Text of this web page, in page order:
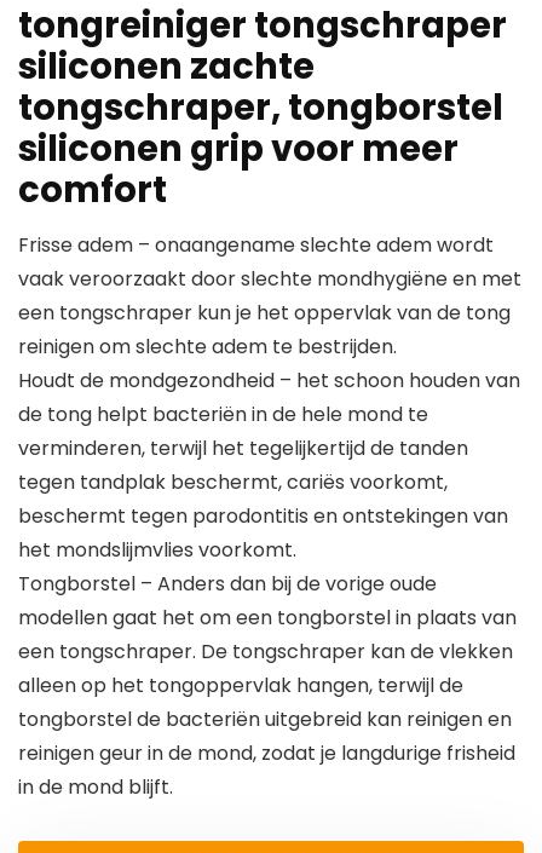
tongreiniger tongschraper
siliconen zachte
tongschraper, tongborstel
siliconen grip voor meer
comfort
Frisse adem – onaangename slechte adem wordt
vaak veroorzaakt door slechte mondhygiëne en met
een tongschraper kun je het oppervlak van de tong
reinigen om slechte adem te bestrijden.
Houdt de mondgezondheid – het schoon houden van
de tong helpt bacteriën in de hele mond te
verminderen, terwijl het tegelijkertijd de tanden
tegen tandplak beschermt, cariës voorkomt,
beschermt tegen parodontitis en ontstekingen van
het mondslijmvlies voorkomt.
Tongborstel – Anders dan bij de vorige oude
modellen gaat het om een tongborstel in plaats van
een tongschraper. De tongschraper kan de vlekken
alleen op het tongoppervlak hangen, terwijl de
tongborstel de bacteriën uitgebreid kan reinigen en
reinigen geur in de mond, zodat je langdurige frisheid
in de mond blijft.